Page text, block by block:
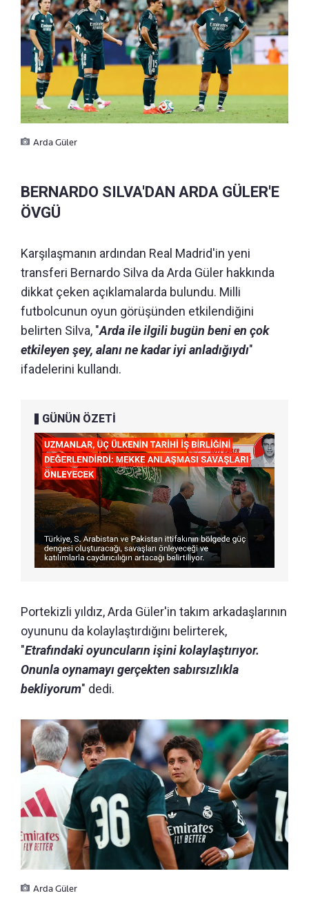
Arda Güler
BERNARDO SILVA'DAN ARDA GÜLER'E
ÖVGÜ
Karşılaşmanın ardından Real Madrid'in yeni
transferi Bernardo Silva da Arda Güler hakkında
dikkat çeken açıklamalarda bulundu. Milli
futbolcunun oyun görüşünden etkilendiğini
belirten Silva, "Arda ile ilgili bugün beni en çok
etkileyen şey, alanı ne kadar iyi anladığıydı"
ifadelerini kullandı.
GÜNÜN ÖZETİ
Portekizli yıldız, Arda Güler'in takım arkadaşlarının
oyununu da kolaylaştırdığını belirterek,
"Etrafındaki oyuncuların işini kolaylaştırıyor.
Onunla oynamayı gerçekten sabırsızlıkla
bekliyorum" dedi.
Arda Güler